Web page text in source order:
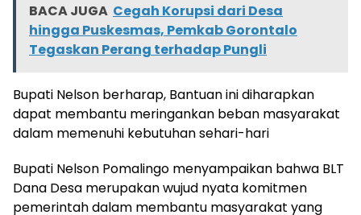
BACA JUGA Cegah Korupsi dari Desa
hingga Puskesmas, Pemkab Gorontalo
Tegaskan Perang terhadap Pungli
Bupati Nelson berharap, Bantuan ini diharapkan
dapat membantu meringankan beban masyarakat
dalam memenuhi kebutuhan sehari-hari
Bupati Nelson Pomalingo menyampaikan bahwa BLT
Dana Desa merupakan wujud nyata komitmen
pemerintah dalam membantu masyarakat yang